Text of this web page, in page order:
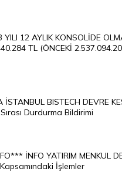
12 AYLIK KONSOLİDE
TL (ÖNCEKİ
BISTECH DEVRE
Durdurma Bildirimi
İNFO YATIRIM MENKUL
İşlemler